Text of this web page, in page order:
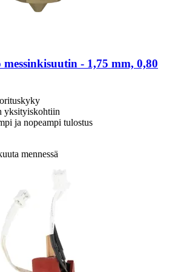
messinkisuutin -​ 1,75 mm, 0,80
yksityiskohtiin
ja nopeampi tulostus
mennessä